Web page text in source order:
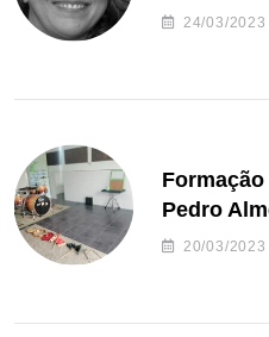
24/03/2023
Formação
Pedro
20/03/2023